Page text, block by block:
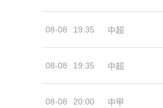
08-08 19:35 中超
08-08 19:35 中超
08-08 20:00 中甲